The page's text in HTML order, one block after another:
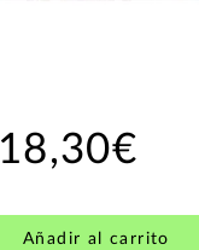
18,30€
Añadir al carrito